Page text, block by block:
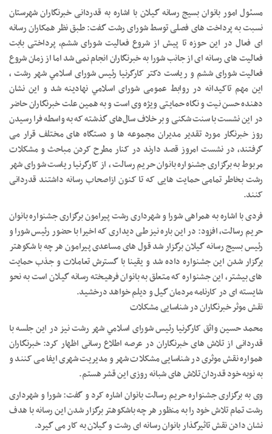
مسئول امور بانوان بسیج رسانه گیلان با اشاره به قدردانی خبرنگاران شهرستان
نسبت به پرداخت های فصلی توسط شورای رشت گفت: طبق نظر همکاران رسانه
ای فعال در این حوزه تا پیش از شروع فعالیت شورای ششم، پرداختی بابت
فعالیت های رسانه ای از جانب شورا به خبرنگاران انجام نمی شد اما از زمان شروع
فعالیت شورای ششم و ریاست دکتر کارگرنیا رئیس شورای اسلامي شهر رشت ،
این مهم تاکیدانه در روابط عمومی شورای اسلامي نهادینه شد و این نشان
دهنده حسن نیت و نگاه حمایتی ویژه وی است و به همین علت خبرنگاران حاضر
در این نشست با سنت شکنی و بر خلاف سال‌های گذشته که به واسطه فرا رسیدن
روز خبرنگار مورد تقدیر مدیران مجموعه ها و دستگاه های مختلف قرار می
گرفتند، در نشست امروز قصد دارند در کنار مطرح کردن مباحث و مشکلات
مربوط به برگزاری جشنواره بانوان حریم رسالت ، از کارگرنیا ریاست شورای شهر
رشت بخاطر تمامی حمایت هایی که تا کنون ازاصحاب رسانه داشتند قدردانی
کنند.
فردی با اشاره به همراهی شورا و شهرداری رشت پیرامون برگزاری جشنواره بانوان
حریم رسالت، افزود: در این باره نیز طی دیداری که اخیرا با حضور رئیس شورا و
رئیس بسیج رسانه گیلان برگزار شد قول های مساعدی پیرامون هر چه با شکوهتر
برگزار شدن این جشنواره داده شد و یقینا با گسترش تعاملات و جذب حمایت
های بیشتر، این جشنواره که متعلق به بانوان فرهیخته رسانه گیلان است به نحو
شایسته ای در کارنامه مردمان گیل و دیلم خواهد درخشید.
نقش موثر خبرنگاران در شناسایی مشکلات
محمد حسین واثق کارگرنیا رئیس شورای اسلامي شهر رشت نیز در این جلسه با
قدردانی از تلاش های خبرنگاران در عرصه اطلاع رسانی اظهار کرد: خبرنگاران
همواره نقش موثری در شناسایی مشکلات شهر و مدیریت شهری ایفا می کنند و
به نوبه خود قدردان تلاش های شبانه روزی این قشر هستم.
وی به برگزاری جشنواره حریم رسالت بانوان اشاره کرد و گفت: شورا و شهرداری
رشت تمام تلاش خود را به منظور هر چه باشکوهتر برگزار شدن این رسانه با هدف
نشان دادن نقش تاثیرگذار بانوان رسانه ای رشت و گیلان به کار می گیرد.